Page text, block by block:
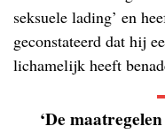
seksuele lading’ en
geconstateerd dat hij
lichamelijk heeft
‘De